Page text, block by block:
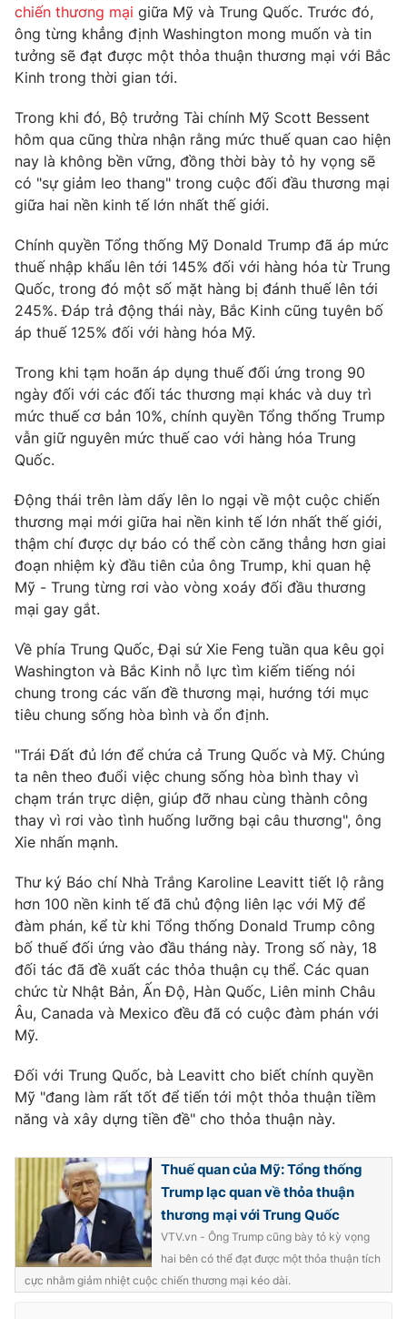
Tư vấn
Chuyên mục khác
Emagazine
Photo Infographic
Video Shorts video
VTV Sức khoẻ Bất động sản
Thị trường 24h Tấm lòng Việt
VTV4 Vươn mình bằng AI
VTV9 VTV8
Liên hệ tòa soạn English
THỜI BÁO VTV
Theo dõi báo trên
Cơ quan báo chí:Thời báo VTV
Giấy phép hoạt động báo in và báo điện tử số 483/GP-BTTTT
cấp ngày 29/12/2023
Tổng Biên tập:Vũ Thanh Thủy
Phó Tổng Biên tập:
Tổng đài VTV:
024.38 355 931 - 024.38 355 932
Ðiện thoại Thời báo VTV:024.66 897 897
Email:toasoan@vtv.vn
Liên hệ quảng cáo:024-7300.7108
® Cấm sao chép dưới mọi hình thức nếu không có sự chấp
thuận bằng văn bản. Ghi rõ nguồn VTV.vn khi phát hành lại
thông tin từ website này.
chiến thương mại giữa Mỹ và Trung Quốc. Trước đó,
ông từng khẳng định Washington mong muốn và tin
tưởng sẽ đạt được một thỏa thuận thương mại với Bắc
Kinh trong thời gian tới.
Trong khi đó, Bộ trưởng Tài chính Mỹ Scott Bessent
hôm qua cũng thừa nhận rằng mức thuế quan cao hiện
nay là không bền vững, đồng thời bày tỏ hy vọng sẽ
có "sự giảm leo thang" trong cuộc đối đầu thương mại
giữa hai nền kinh tế lớn nhất thế giới.
Chính quyền Tổng thống Mỹ Donald Trump đã áp mức
thuế nhập khẩu lên tới 145% đối với hàng hóa từ Trung
Quốc, trong đó một số mặt hàng bị đánh thuế lên tới
245%. Đáp trả động thái này, Bắc Kinh cũng tuyên bố
áp thuế 125% đối với hàng hóa Mỹ.
Trong khi tạm hoãn áp dụng thuế đối ứng trong 90
ngày đối với các đối tác thương mại khác và duy trì
mức thuế cơ bản 10%, chính quyền Tổng thống Trump
vẫn giữ nguyên mức thuế cao với hàng hóa Trung
Quốc.
Động thái trên làm dấy lên lo ngại về một cuộc chiến
thương mại mới giữa hai nền kinh tế lớn nhất thế giới,
thậm chí được dự báo có thể còn căng thẳng hơn giai
đoạn nhiệm kỳ đầu tiên của ông Trump, khi quan hệ
Mỹ - Trung từng rơi vào vòng xoáy đối đầu thương
mại gay gắt.
Về phía Trung Quốc, Đại sứ Xie Feng tuần qua kêu gọi
Washington và Bắc Kinh nỗ lực tìm kiếm tiếng nói
chung trong các vấn đề thương mại, hướng tới mục
tiêu chung sống hòa bình và ổn định.
"Trái Đất đủ lớn để chứa cả Trung Quốc và Mỹ. Chúng
ta nên theo đuổi việc chung sống hòa bình thay vì
chạm trán trực diện, giúp đỡ nhau cùng thành công
thay vì rơi vào tình huống lưỡng bại câu thương", ông
Xie nhấn mạnh.
Thư ký Báo chí Nhà Trắng Karoline Leavitt tiết lộ rằng
hơn 100 nền kinh tế đã chủ động liên lạc với Mỹ để
đàm phán, kể từ khi Tổng thống Donald Trump công
bố thuế đối ứng vào đầu tháng này. Trong số này, 18
đối tác đã đề xuất các thỏa thuận cụ thể. Các quan
chức từ Nhật Bản, Ấn Độ, Hàn Quốc, Liên minh Châu
Âu, Canada và Mexico đều đã có cuộc đàm phán với
Mỹ.
Đối với Trung Quốc, bà Leavitt cho biết chính quyền
Mỹ "đang làm rất tốt để tiến tới một thỏa thuận tiềm
năng và xây dựng tiền đề" cho thỏa thuận này.
Thuế quan của Mỹ: Tổng thống
Trump lạc quan về thỏa thuận
thương mại với Trung Quốc
VTV.vn - Ông Trump cũng bày tỏ kỳ vọng
hai bên có thể đạt được một thỏa thuận tích
cực nhằm giảm nhiệt cuộc chiến thương mại kéo dài.